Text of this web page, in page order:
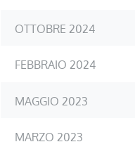
OTTOBRE 2024
FEBBRAIO 2024
MAGGIO 2023
MARZO 2023